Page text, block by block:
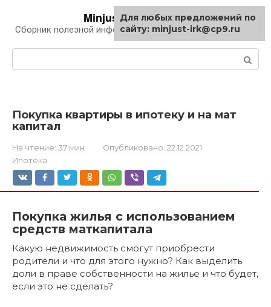
контенту
Minjust-irk.ru
Сборник полезной информации про автомобили
Покупка квартиры в ипотеку и на мат
капитал
На чтение: 37 мин Опубликовано: 22.12.2021
Ипотека
Покупка жилья с использованием
средств маткапитала
Какую недвижимость смогут приобрести
родители и что для этого нужно? Как выделить
доли в праве собственности на жилье и что будет,
если это не сделать?
Для любых предложений по
сайту: minjust-irk@cp9.ru